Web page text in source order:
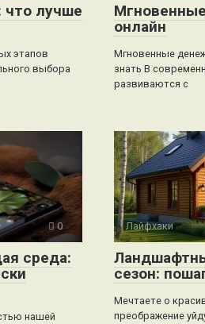
что лучше
этапов
выбора
онлайн
Мгновенные
знать В
развиваются с
0
среда:
нашей
Лайфхаки
сезон:
Мечтаете о
преображение